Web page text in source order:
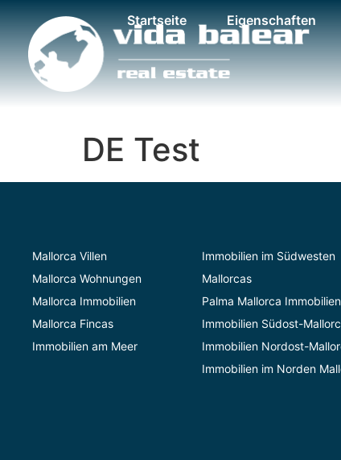
Startseite Eigenschaften
DE Test
Mallorca Villen
Mallorca Wohnungen
Mallorca Immobilien
Mallorca Fincas
Immobilien am Meer
Immobilien im Südwesten
Mallorcas
Palma Mallorca Immobilien
Immobilien Südost-
Immobilien Nordost-
Immobilien im Norden